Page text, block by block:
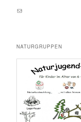
E-Mail an lernortnatur@yahoo.de
NATURGRUPPEN